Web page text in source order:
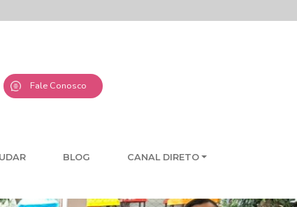
Fale Conosco
BLOG CANAL DIRETO